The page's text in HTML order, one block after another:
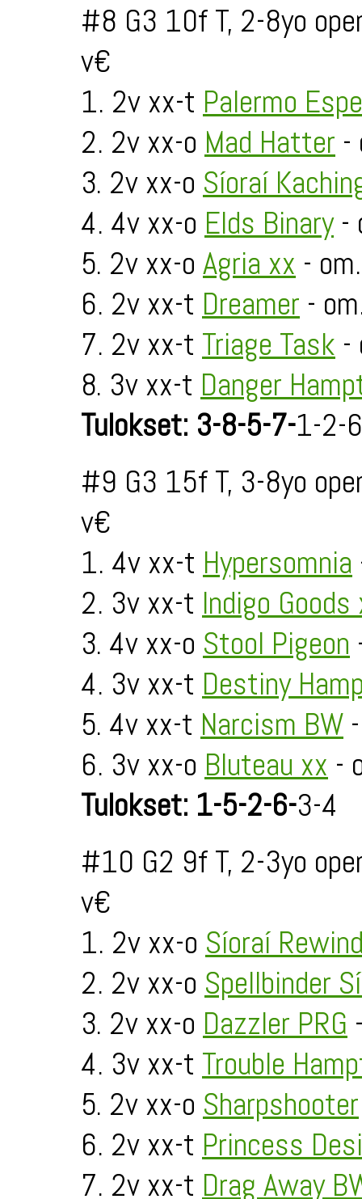
#8 G3 10f T, 2-8yo
v€
1. 2v xx-t Palermo
2. 2v xx-o Mad Hatter -
3. 2v xx-o Síoraí
4. 4v xx-o Elds Binary-
5. 2v xx-o Agria xx -
6. 2v xx-t Dreamer -
7. 2v xx-t Triage Task -
8. 3v xx-t Danger
Tulokset: 3-8-5-7-1-2-
#9 G3 15f T, 3-8yo
v€
1. 4v xx-t Hypersomnia
2. 3v xx-t Indigo Goods
3. 4v xx-o Stool Pigeon
4. 3v xx-t Destiny
5. 4v xx-t Narcism BW
6. 3v xx-o Bluteau xx -
Tulokset: 1-5-2-6-3-4
#10 G2 9f T, 2-3yo
v€
1. 2v xx-o Síoraí
2. 2v xx-o Spellbinder
3. 2v xx-o Dazzler PRG
4. 3v xx-t Trouble
5. 2v xx-o Sharpshooter
6. 2v xx-t Princess
7. 2v xx-t Drag Away